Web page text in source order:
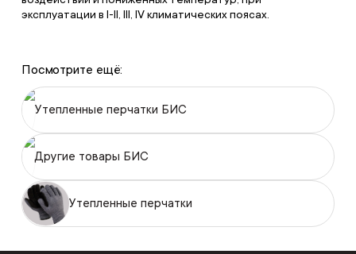
эксплуатации в I-II, III, IV климатических поясах.
Посмотрите ещё:
Утепленные перчатки БИС
Другие товары БИС
Утепленные перчатки